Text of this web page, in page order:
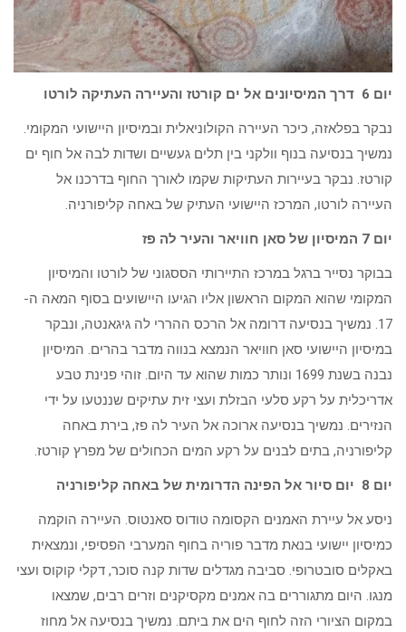
יום 6 דרך המיסיונים אל ים קורטז והעיירה העתיקה לורטו
נבקר בפלאזה, כיכר העיירה הקולוניאלית ובמיסיון היישועי המקומי.
נמשיך בנסיעה בנוף וולקני בין תלים געשיים ושדות לבה אל חוף ים
קורטז. נבקר בעיירות העתיקות שקמו לאורך החוף בדרכנו אל
העיירה לורטו, המרכז היישועי העתיק של באחה קליפורניה.
יום 7 המיסיון של סאן חוויאר והעיר לה פז
בבוקר נסייר ברגל במרכז התיירותי הססגוני של לורטו והמיסיון
המקומי שהוא המקום הראשון אליו הגיעו היישועים בסוף המאה ה-
17. נמשיך בנסיעה דרומה אל הרכס ההררי לה גיגאנטה, ונבקר
במיסיון היישועי סאן חוויאר הנמצא בנווה מדבר בהרים. המיסיון
נבנה בשנת 1699 ונותר כמות שהוא עד היום. זוהי פנינת טבע
אדריכלית על רקע סלעי הבזלת ועצי זית עתיקים שננטעו על ידי
הנזירים. נמשיך בנסיעה ארוכה אל העיר לה פז, בירת באחה
קליפורניה, בתים לבנים על רקע המים הכחולים של מפרץ קורטז.
יום 8 יום סיור אל הפינה הדרומית של באחה קליפורניה
ניסע אל עיירת האמנים הקסומה טודוס סאנטוס. העיירה הוקמה
כמיסיון יישועי בנאת מדבר פוריה בחוף המערבי הפסיפי, ונמצאית
באקלים סובטרופי. סביבה מגדלים שדות קנה סוכר, דקלי קוקוס ועצי
מנגו. היום מתגוררים בה אמנים מקסיקנים וזרים רבים, שמצאו
במקום הציורי הזה לחוף הים את ביתם. נמשיך בנסיעה אל מחוז